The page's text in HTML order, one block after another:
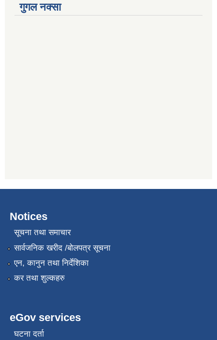
गुगल नक्सा
Notices
सूचना तथा समाचार
सार्वजनिक खरीद /बोलपत्र सूचना
एन, कानुन तथा निर्देशिका
कर तथा शुल्कहरु
eGov services
घटना दर्ता